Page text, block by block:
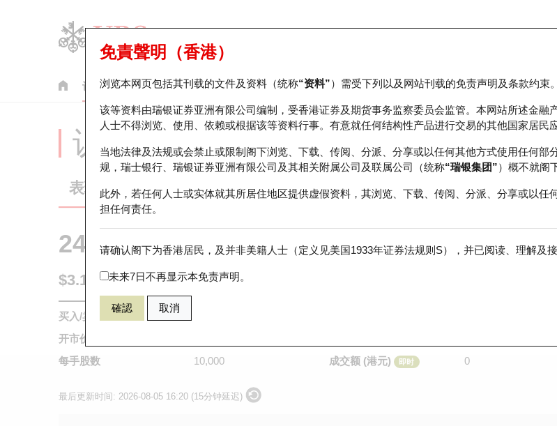
认股证 牛熊证 美股指数产品 轮证市场统计 正股数据及市场统计 瑞银轮证教室
免責聲明（香港）
浏览本网页包括其刊载的文件及资料（统称“资料”）需受下列以及网站刊载的免责声明及条款约束。
该等资料由瑞银证券亚洲有限公司编制，受香港证券及期货事务监察委员会监管。本网站所述金融
人士不得浏览、使用、依赖或根据该等资料行事。有意就任何结构性产品进行交易的其他国家居民
当地法律及法规或会禁止或限制阁下浏览、下载、传阅、分派、分享或以任何其他方式使用任何
规，瑞士银行、瑞银证券亚洲有限公司及其相关附属公司及联属公司（统称“瑞银集团”）概不就阁
此外，若任何人士或实体就其所居住地区提供虚假资料，其浏览、下载、传阅、分派、分享或以
担任何责任。
请确认阁下为香港居民，及并非美籍人士（定义见美国1933年证券法规则S），并已阅读、理解及
未来7日不再显示本免责声明。
確認 取消
认股证分析仪
表现 街货统计 比较
24915 瑞银认购 0992 联想集团
$3.16 0.29 (+10.11%) 即时
买入/卖出价
开市价
每手股数
10,000
成交额 (港元)
即时 0
最后更新时间: 2026-08-05 16:20 (15分钟延迟)